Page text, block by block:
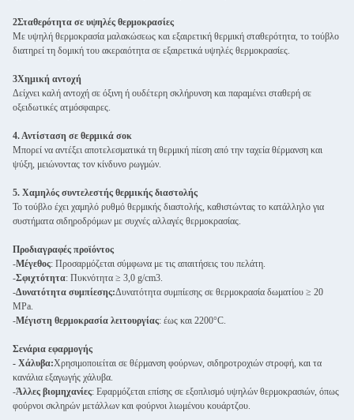
2Σταθερότητα σε υψηλές θερμοκρασίες
Με υψηλή θερμοκρασία μαλακώσεως και εξαιρετική θερμική σταθερότητα, το τούβλο
διατηρεί τη δομική του ακεραιότητα σε εξαιρετικά υψηλές θερμοκρασίες.
3Χημική αντοχή
Δείχνει καλή αντοχή σε όξινη ή ουδέτερη σκλήρυνση και παραμένει σταθερή σε
οξειδωτικές ατμόσφαιρες.
4. Αντίσταση σε θερμικά σοκ
Μπορεί να αντέξει αποτελεσματικά τη θερμική πίεση από την ταχεία θέρμανση και
ψύξη, μειώνοντας τον κίνδυνο ρωγμών.
5. Χαμηλός συντελεστής θερμικής διαστολής
Το τούβλο έχει χαμηλό ρυθμό θερμικής διαστολής, καθιστώντας το κατάλληλο για
συστήματα σιδηροδρόμων με συχνές αλλαγές θερμοκρασίας.
Προδιαγραφές προϊόντος
-Μέγεθος: Προσαρμόζεται σύμφωνα με τις απαιτήσεις του πελάτη.
-Σφιχτότητα: Πυκνότητα ≥ 3,0 g/cm3.
-Δυνατότητα συμπίεσης:Δυνατότητα συμπίεσης σε θερμοκρασία δωματίου ≥ 20
MPa.
-Μέγιστη θερμοκρασία λειτουργίας: έως και 2200°C.
Σενάρια εφαρμογής
- Χάλυβα:Χρησιμοποιείται σε θέρμανση φούρνων, σιδηροτροχιών στροφή, και τα
κανάλια εξαγωγής χάλυβα.
-Άλλες βιομηχανίες: Εφαρμόζεται επίσης σε εξοπλισμό υψηλών θερμοκρασιών, όπως
φούρνοι σκληρών μετάλλων και φούρνοι λιωμένου κουάρτζου.